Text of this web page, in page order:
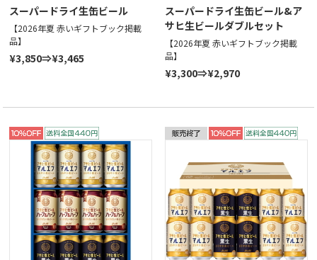
スーパードライ生缶ビール
【2026年夏 赤いギフトブック掲載
品】
¥3,850⇒¥3,465
スーパードライ生缶ビール&ア
サヒ生ビールダブルセット
【2026年夏 赤いギフトブック掲載
品】
¥3,300⇒¥2,970